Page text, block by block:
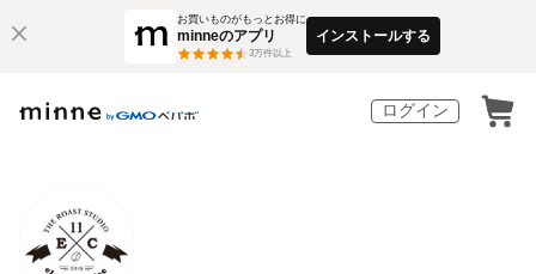
お買いものがもっとお得に
minneのアプリ
3万件以上
インストールする
ログイン